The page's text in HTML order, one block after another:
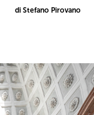
di Stefano Pirovano